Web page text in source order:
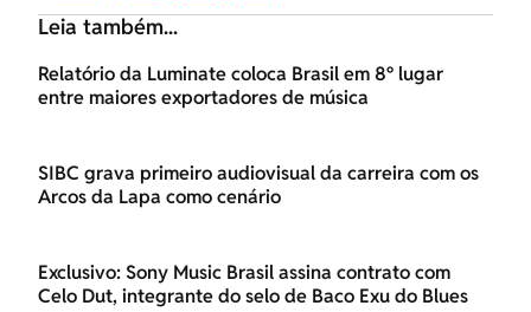
Leia também...
Relatório da Luminate coloca Brasil em 8º lugar
entre maiores exportadores de música
SIBC grava primeiro audiovisual da carreira com os
Arcos da Lapa como cenário
Exclusivo: Sony Music Brasil assina contrato com
Celo Dut, integrante do selo de Baco Exu do Blues